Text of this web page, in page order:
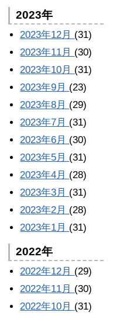
2023年
2023年12月 (31)
2023年11月 (30)
2023年10月 (31)
2023年9月 (23)
2023年8月 (29)
2023年7月 (31)
2023年6月 (30)
2023年5月 (31)
2023年4月 (28)
2023年3月 (31)
2023年2月 (28)
2023年1月 (31)
2022年
2022年12月 (29)
2022年11月 (30)
2022年10月 (31)